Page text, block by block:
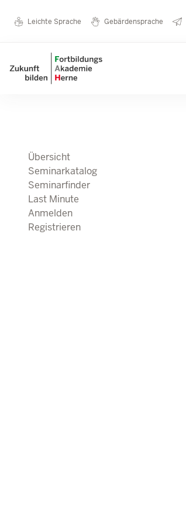
Metanavigation
Leichte Sprache Gebärdensprache
Übersicht
Seminarkatalog
Seminarfinder
Last Minute
Anmelden
Registrieren